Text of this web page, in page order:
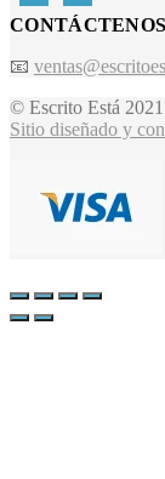
CONTÁCTENOS
📧
© Escrito Está 2021
Sitio diseñado y